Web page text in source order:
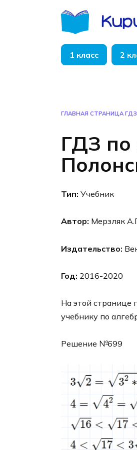
1 класс 2
ГЛАВНАЯ СТРАНИЦА
ГДЗ по
Тип: Учебник
Автор: Мерзляк
Издательство:
Год: 2016-2020
На этой странице
учебнику по
Решение №699